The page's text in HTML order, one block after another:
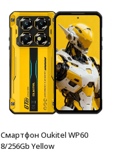
Смартфон Oukitel WP60
8/256Gb Yellow